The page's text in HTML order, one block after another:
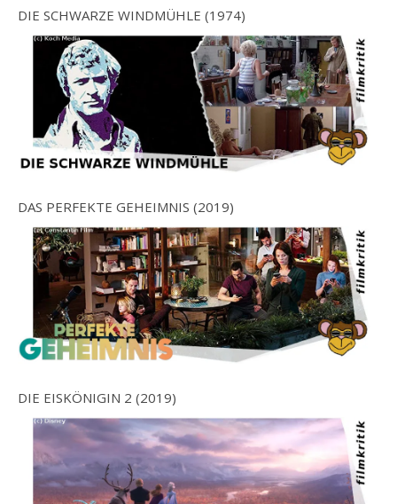
DIE SCHWARZE WINDMÜHLE (1974)
DAS PERFEKTE GEHEIMNIS (2019)
DIE EISKÖNIGIN 2 (2019)